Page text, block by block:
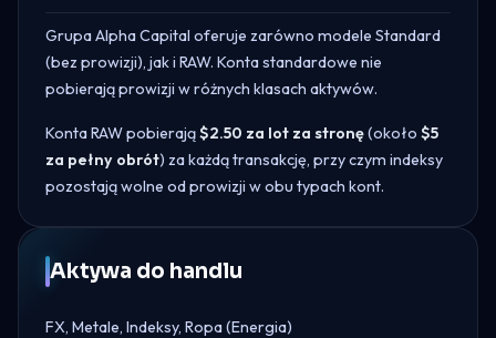
Grupa Alpha Capital oferuje zarówno modele Standard
(bez prowizji), jak i RAW. Konta standardowe nie
pobierają prowizji w różnych klasach aktywów.
Konta RAW pobierają$2.50 za lot za stronę(około $5
za pełny obrót) za każdą transakcję, przy czym indeksy
pozostają wolne od prowizji w obu typach kont.
Aktywa do handlu
FX, Metale, Indeksy, Ropa (Energia)